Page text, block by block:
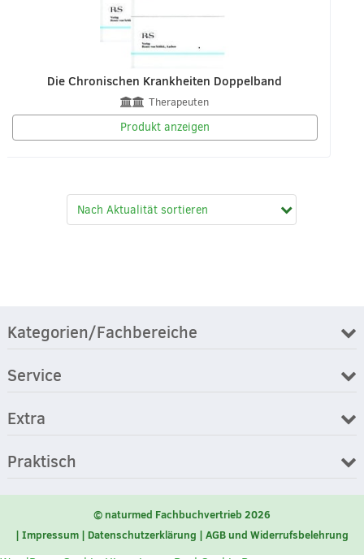
Die Chronischen Krankheiten Doppelband
Therapeuten
Produkt anzeigen
Kategorien/Fachbereiche
Service
Extra
Praktisch
© naturmed Fachbuchvertrieb 2026
Impressum
Datenschutzerklärung AGB und Widerrufsbelehrung